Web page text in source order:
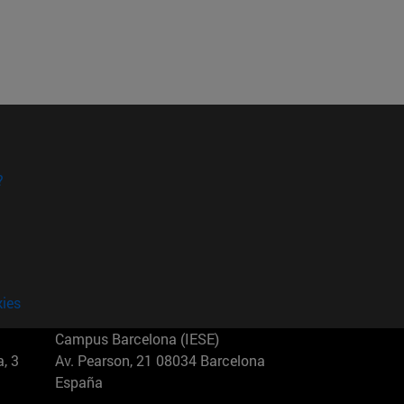
3
Campus Barcelona (IESE)
Av. Pearson, 21 08034 Barcelona
España